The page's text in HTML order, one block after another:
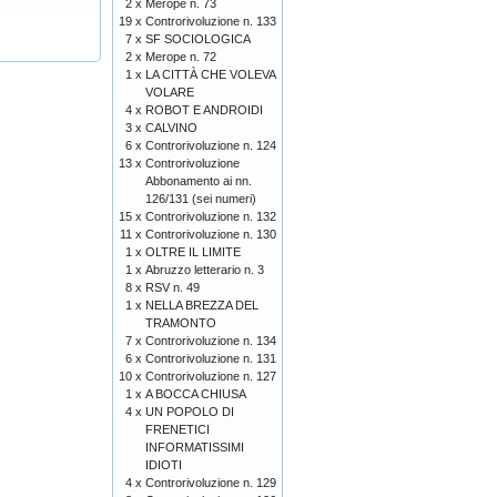
2 x Merope n. 73
19 x Controrivoluzione n. 133
7 x SF SOCIOLOGICA
2 x Merope n. 72
1 x LA CITTÀ CHE VOLEVA
VOLARE
4 x ROBOT E ANDROIDI
3 x CALVINO
6 x Controrivoluzione n. 124
13 x Controrivoluzione
Abbonamento ai nn.
126/131 (sei numeri)
15 x Controrivoluzione n. 132
11 x Controrivoluzione n. 130
1 x OLTRE IL LIMITE
1 x Abruzzo letterario n. 3
8 x RSV n. 49
1 x NELLA BREZZA DEL
TRAMONTO
7 x Controrivoluzione n. 134
6 x Controrivoluzione n. 131
10 x Controrivoluzione n. 127
1 x A BOCCA CHIUSA
4 x UN POPOLO DI
FRENETICI
INFORMATISSIMI
IDIOTI
4 x Controrivoluzione n. 129